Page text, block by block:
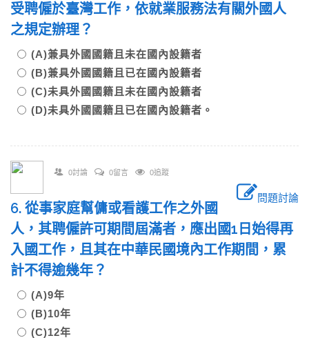
受聘僱於臺灣工作，依就業服務法有關外國人
之規定辦理？
(A)兼具外國國籍且未在國內設籍者
(B)兼具外國國籍且已在國內設籍者
(C)未具外國國籍且未在國內設籍者
(D)未具外國國籍且已在國內設籍者。
0討論 0留言 0追蹤
問題討論
6. 從事家庭幫傭或看護工作之外國
人，其聘僱許可期間屆滿者，應出國1日始得再
入國工作，且其在中華民國境內工作期間，累
計不得逾幾年？
(A)9年
(B)10年
(C)12年